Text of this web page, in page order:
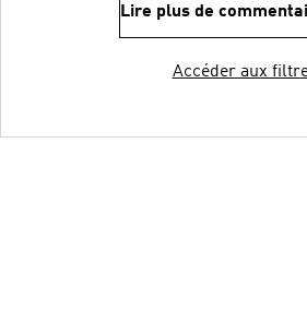
Lire plus de
Accéder aux